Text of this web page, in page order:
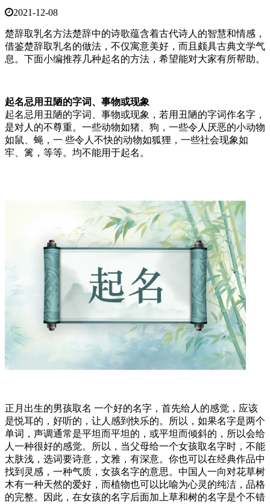
2021-12-08
楚辞取乳名方法楚辞中的诗歌蕴含着古代诗人的智慧和情感，
借鉴楚辞取乳名的做法，不仅寓意美好，而且颇具古典文学气
息。下面小编推荐几种起名的方法，希望能对大家有所帮助。
起名忌用丑陋的字词、事物或现象
起名忌用丑陋的字词、事物或现象，若用丑陋的字词作名字，
是对人的不尊重。一些动物如猪、狗，一些令人厌恶的小动物
如鼠、蝇，一 些令人不快的动物如狐狸，一些社会现象如
牢、篱，等等。均不能用于起名。
正月出生的男孩取名 一个好的名字，首先给人的感觉，应该
是悦耳的，好听的，让人感到快乐的。所以，如果名字是两个
单词，声调通常是平坦而平坦的，或平坦而倾斜的，所以会给
人一种很好的感觉。所以，当父母给一个女孩取名字时，不能
太肤浅，选词要诗意，文雅，有深意。你也可以在经典作品中
找到灵感，一种气质，女孩名字的意思。中国人一向对花草树
木有一种天然的爱好，而植物也可以比喻为心灵的纯洁，品格
的完整。因此，在女孩的名字后面加上草和树的名字是个不错